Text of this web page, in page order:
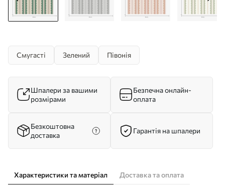
Смугасті Зелений Півонія
Шпалери за вашими
розмірами
Безпечна онлайн-
оплата
Безкоштовна
доставка
Гарантія на шпалери
Характеристики та матеріал
Доставка та оплата